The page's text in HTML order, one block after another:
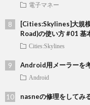
電子マネー
[Cities:Skylines]大規
Road)の使い方 #01 基
Cities:Skylines
Android用メーラーを
Android
nasneの修理をしてみ